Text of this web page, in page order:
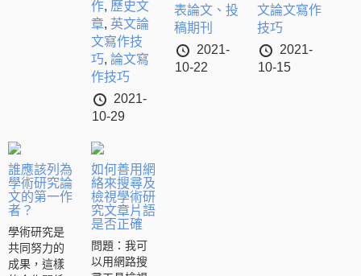
作, 歷史文
章,英文論
文寫作技
巧,論文寫
作技巧
2021-
10-29
表論文、投
稿期刊
2021-
10-22
文論文寫作
技巧
2021-
10-15
誰應該列為
學術研究論
文的第一作
者？
學術研究是
共同努力的
成果，這樣
如何善用網
絡來搜尋及
檢視學術研
究文章片語
是否正確
問題：我可
以用網路搜